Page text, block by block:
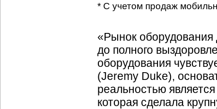
* С учетом продаж
«Рынок
до полного
оборудования
(Jeremy Duke),
реальностью
которая сделала